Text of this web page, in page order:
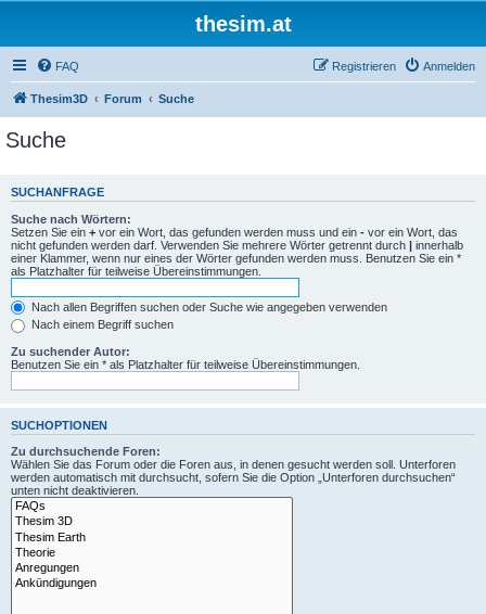
thesim.at
FAQ Anmelden
Registrieren
Thesim3D Forum Suche
Suche
SUCHANFRAGE
Suche nach Wörtern:
Setzen Sie ein + vor ein Wort, das gefunden werden muss und ein - vor ein Wort, das
nicht gefunden werden darf. Verwenden Sie mehrere Wörter getrennt durch | innerhalb
einer Klammer, wenn nur eines der Wörter gefunden werden muss. Benutzen Sie ein *
als Platzhalter für teilweise Übereinstimmungen.
Nach allen Begriffen suchen oder Suche wie angegeben verwenden
Nach einem Begriff suchen
Zu suchender Autor:
Benutzen Sie ein * als Platzhalter für teilweise Übereinstimmungen.
SUCHOPTIONEN
Zu durchsuchende Foren:
Wählen Sie das Forum oder die Foren aus, in denen gesucht werden soll. Unterforen
werden automatisch mit durchsucht, sofern Sie die Option „Unterforen durchsuchen“
unten nicht deaktivieren.